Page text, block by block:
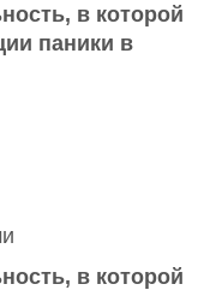
в которой
паники в
в которой